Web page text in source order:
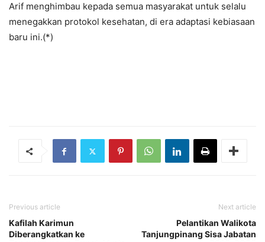
Arif menghimbau kepada semua masyarakat untuk selalu
menegakkan protokol kesehatan, di era adaptasi kebiasaan
baru ini.(*)
Previous article
Kafilah Karimun
Diberangkatkan ke
Next article
Pelantikan Walikota
Tanjungpinang Sisa Jabatan